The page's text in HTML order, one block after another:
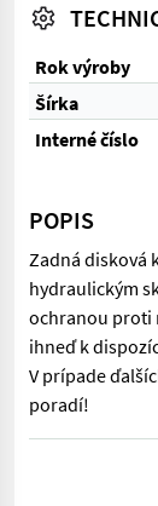
Rok výroby
Šírka
Interné číslo
POPIS
Zadná disková
hydraulickým
ochranou proti
ihneď k
V prípade
poradí!
Zadná disková